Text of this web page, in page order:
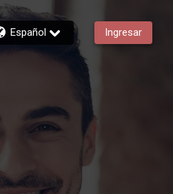
Español Ingresar